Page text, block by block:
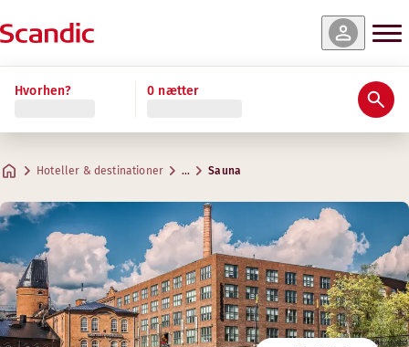
Hvorhen? 0 nætter
Hoteller & destinationer … Sauna